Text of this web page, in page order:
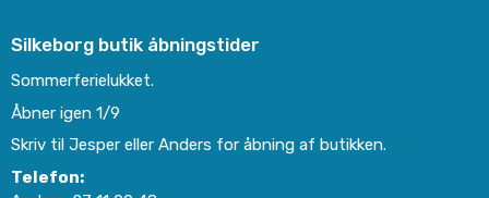
Silkeborg butik åbningstider
Sommerferielukket.
Åbner igen 1/9
Skriv til Jesper eller Anders for åbning af butikken.
Telefon: